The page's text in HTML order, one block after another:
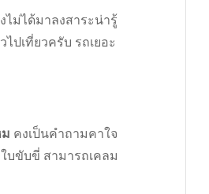
ไม่ได้มาลงสาระน่ารู้
ปเที่ยวครับ รถเยอะ
คงเป็นคำถามคาใจ
บขับขี่ สามารถเคลม